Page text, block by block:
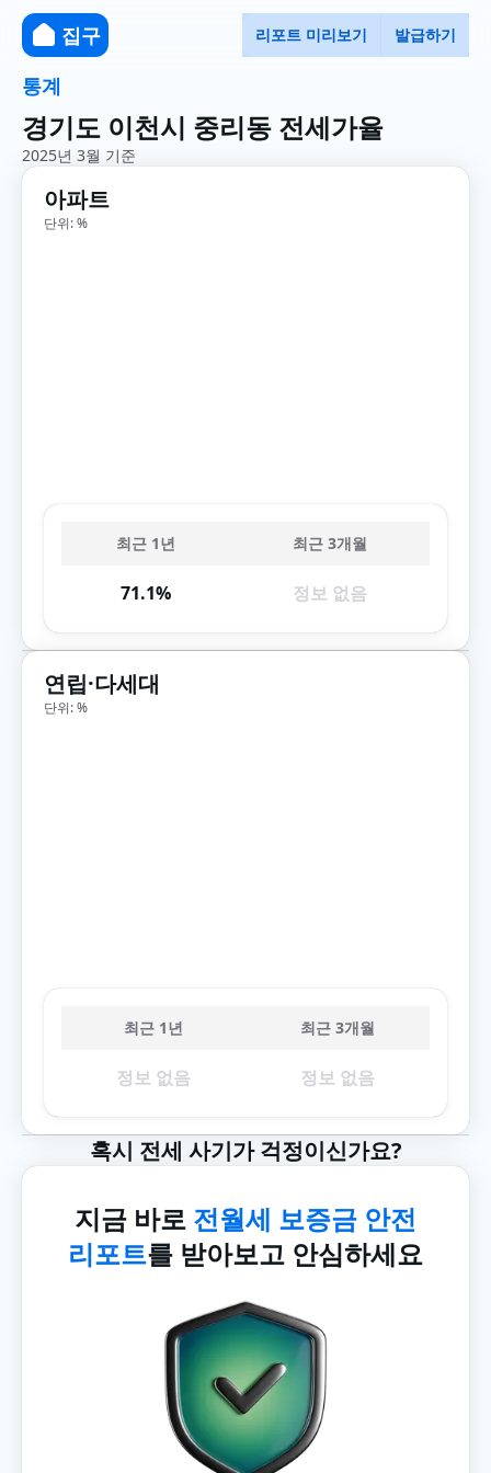
집구 리포트 미리보기 발급하기
통계
경기도 이천시 중리동 전세가율
2025년 3월 기준
아파트
단위: %
최근 1년 최근 3개월
71.1% 정보 없음
연립·다세대
단위: %
최근 1년 최근 3개월
정보 없음 정보 없음
혹시 전세 사기가 걱정이신가요?
지금 바로 전월세 보증금 안전
리포트를 받아보고 안심하세요